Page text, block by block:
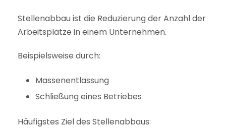
Stellenabbau ist die Reduzierung der Anzahl der
Arbeitsplätze in einem Unternehmen.
Beispielsweise durch:
Massenentlassung
Schließung eines Betriebes
Häufigstes Ziel des Stellenabbaus: